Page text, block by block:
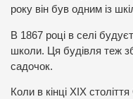
року він був одним із
В 1867 році в селі
школи. Ця будівля теж
садочок.
Коли в кінці XIX